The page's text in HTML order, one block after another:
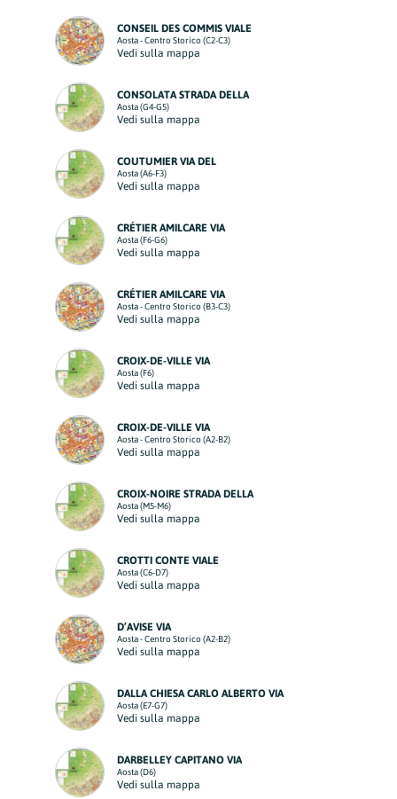
CONSEIL DES COMMIS VIALE
Aosta - Centro Storico (C2-C3)
Vedi sulla mappa
CONSOLATA STRADA DELLA
Aosta (G4-G5)
Vedi sulla mappa
COUTUMIER VIA DEL
Aosta (A6-F3)
Vedi sulla mappa
CRÉTIER AMILCARE VIA
Aosta (F6-G6)
Vedi sulla mappa
CRÉTIER AMILCARE VIA
Aosta - Centro Storico (B3-C3)
Vedi sulla mappa
CROIX-DE-VILLE VIA
Aosta (F6)
Vedi sulla mappa
CROIX-DE-VILLE VIA
Aosta - Centro Storico (A2-B2)
Vedi sulla mappa
CROIX-NOIRE STRADA DELLA
Aosta (M5-M6)
Vedi sulla mappa
CROTTI CONTE VIALE
Aosta (C6-D7)
Vedi sulla mappa
D’AVISE VIA
Aosta - Centro Storico (A2-B2)
Vedi sulla mappa
DALLA CHIESA CARLO ALBERTO VIA
Aosta (E7-G7)
Vedi sulla mappa
DARBELLEY CAPITANO VIA
Aosta (D6)
Vedi sulla mappa